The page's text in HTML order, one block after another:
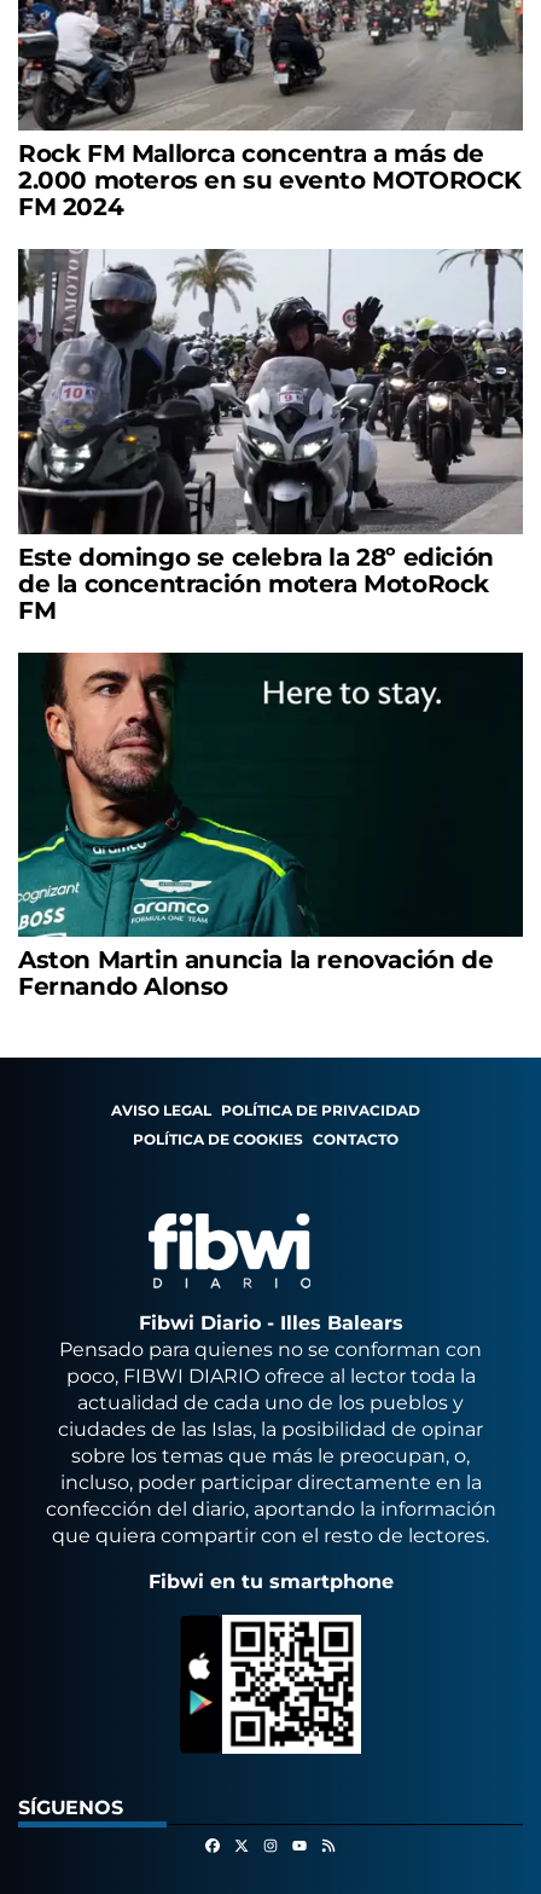
Rock FM Mallorca concentra a más de
2.000 moteros en su evento MOTOROCK
FM 2024
Este domingo se celebra la 28º edición
de la concentración motera MotoRock
FM
Aston Martin anuncia la renovación de
Fernando Alonso
AVISO LEGAL POLÍTICA DE PRIVACIDAD
POLÍTICA DE COOKIES CONTACTO
Fibwi Diario - Illes Balears
Pensado para quienes no se conforman con
poco, FIBWI DIARIO ofrece al lector toda la
actualidad de cada uno de los pueblos y
ciudades de las Islas, la posibilidad de opinar
sobre los temas que más le preocupan, o,
incluso, poder participar directamente en la
confección del diario, aportando la información
que quiera compartir con el resto de lectores.
Fibwi en tu smartphone
SÍGUENOS
FacebookInstagram